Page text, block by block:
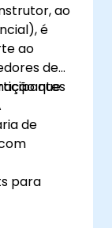
ao
é
ao
de
que
de
para